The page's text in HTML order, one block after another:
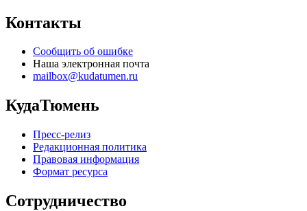
Контакты
Сообщить об ошибке
Наша электронная почта
mailbox@kudatumen.ru
КудаТюмень
Пресс-релиз
Редакционная политика
Правовая информация
Формат ресурса
Сотрудничество